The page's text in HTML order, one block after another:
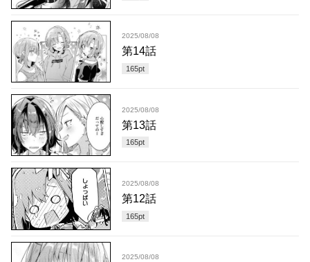
2025/08/08
第14話
165pt
2025/08/08
第13話
165pt
2025/08/08
第12話
165pt
2025/08/08